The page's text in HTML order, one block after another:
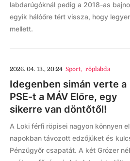
labdarúgóknál pedig a 2018-as
egyik hálóőre tért vissza, hogy
mellett.
2026. 04. 13., 20:24 Sport, röplabda
Idegenben simán verte a
PSE-t a MÁV Előre, egy
sikerre van döntőtől!
A Loki férfi röpisei nagyon könnyen
napokban távozott edzőjüket és
Pénzügyőr csapatát. A két Grózer